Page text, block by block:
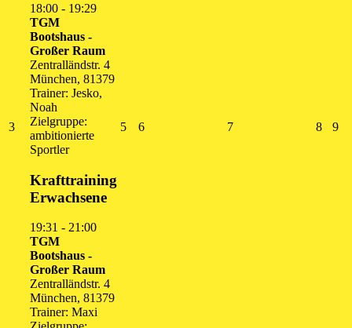
33.
August
2026
18:00 - 19:29
TGM
Bootshaus -
Großer Raum
Zentralländstr. 4
München, 81379
Trainer: Jesko,
Noah
Zielgruppe:
ambitionierte
Sportler
Krafttraining
Erwachsene
19:31 - 21:00
TGM
Bootshaus -
Großer Raum
Zentralländstr. 4
München, 81379
Trainer: Maxi
55.
66.
77.
88.
99.